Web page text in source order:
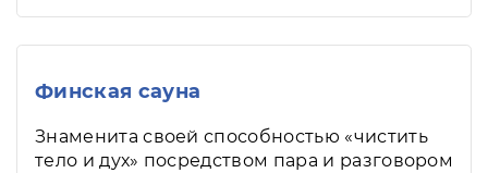
Финская сауна
Знаменита своей способностью «чистить
тело и дух» посредством пара и разговором